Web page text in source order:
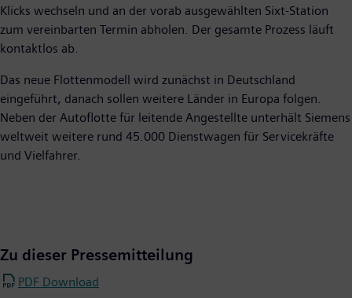
Klicks wechseln und an der vorab ausgewählten Sixt-Station
zum vereinbarten Termin abholen. Der gesamte Prozess läuft
kontaktlos ab.
Das neue Flottenmodell wird zunächst in Deutschland
eingeführt, danach sollen weitere Länder in Europa folgen.
Neben der Autoflotte für leitende Angestellte unterhält Siemens
weltweit weitere rund 45.000 Dienstwagen für Servicekräfte
und Vielfahrer.
Zu dieser Pressemitteilung
PDF Download